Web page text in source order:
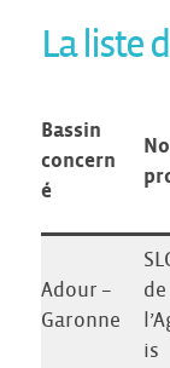
La liste
Bassin
concern
é
Adour –
Garonne
de
is